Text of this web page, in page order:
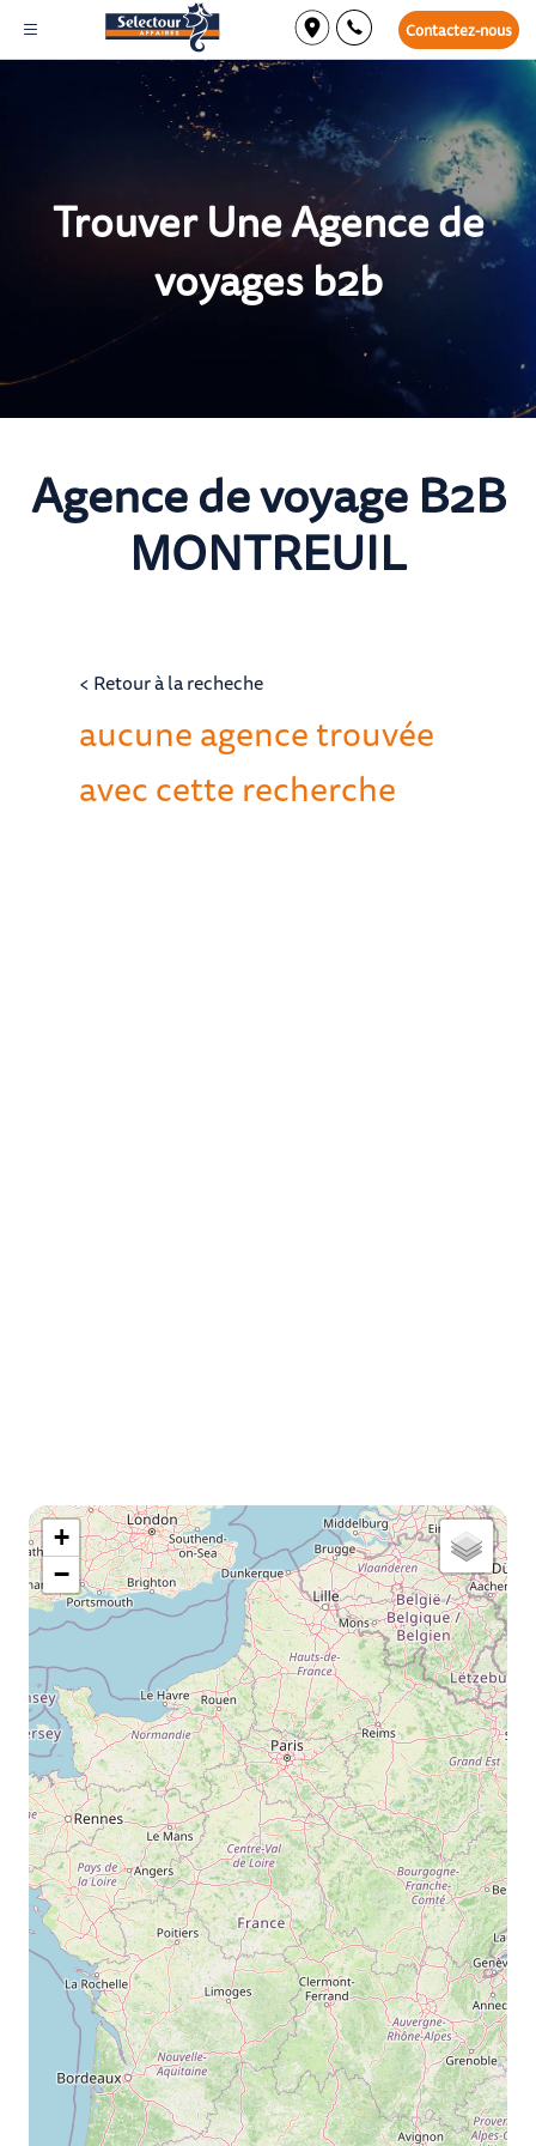
Contactez-nous
Trouver Une Agence de
voyages b2b
Agence de voyage B2B
MONTREUIL
< Retour à la recheche
aucune agence trouvée
avec cette recherche
map
+
−